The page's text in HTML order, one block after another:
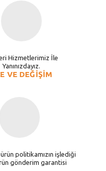
Hizmetlerimiz İle
Yanınızdayız.
VE DEĞİŞİM
politikamızın işlediği
gönderim garantisi